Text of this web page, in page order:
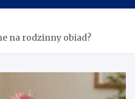
na rodzinny obiad?